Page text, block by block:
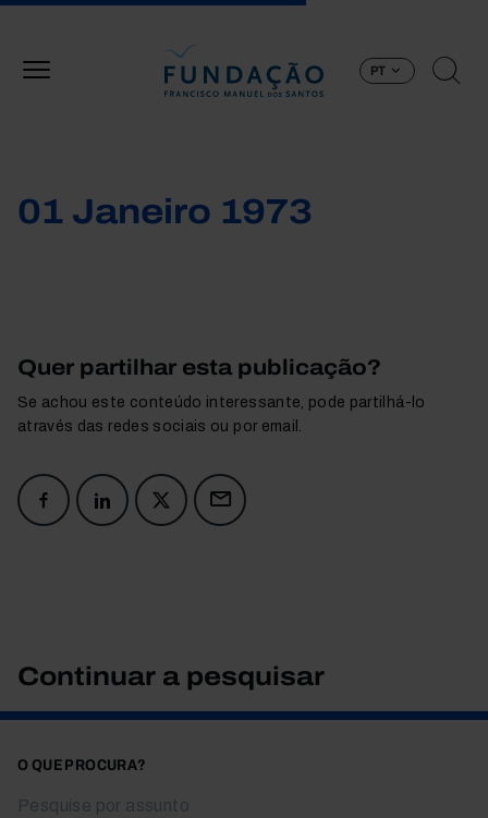
PT
01 Janeiro 1973
Quer partilhar esta publicação?
Se achou este conteúdo interessante, pode partilhá-lo
através das redes sociais ou por email.
Continuar a pesquisar
O QUE PROCURA?